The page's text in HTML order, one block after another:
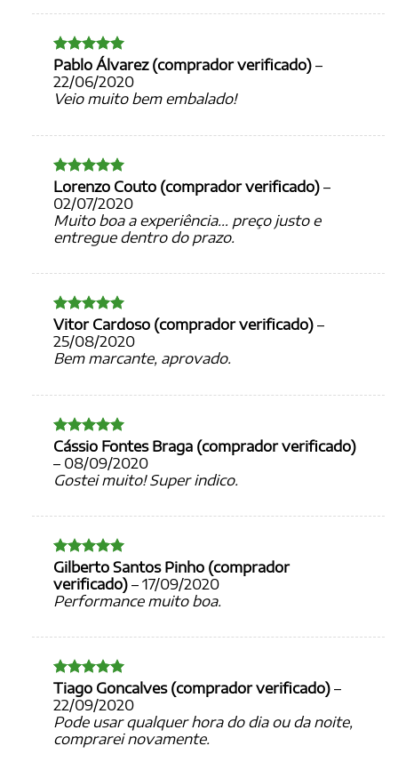
Avaliação5
de 5
Pablo Álvarez (comprador verificado) –
22/06/2020
Veio muito bem embalado!
Avaliação5
de 5
Lorenzo Couto (comprador verificado) –
02/07/2020
Muito boa a experiência… preço justo e
entregue dentro do prazo.
Avaliação5
de 5
Vitor Cardoso (comprador verificado) –
25/08/2020
Bem marcante, aprovado.
Avaliação5
de 5
Cássio Fontes Braga (comprador verificado)
– 08/09/2020
Gostei muito! Super indico.
Avaliação5
de 5
Gilberto Santos Pinho (comprador
verificado) – 17/09/2020
Performance muito boa.
Avaliação5
de 5
Tiago Goncalves (comprador verificado) –
22/09/2020
Pode usar qualquer hora do dia ou da noite,
comprarei novamente.